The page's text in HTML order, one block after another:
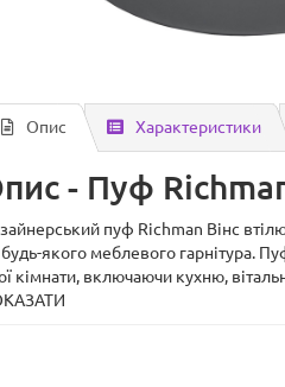
Опис Характеристики
- Пуф
пуф Richman Вінс
якого меблевого гарнітура.
кімнати, включаючи кухню,